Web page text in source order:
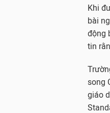
Khi
bài
động
tin
song
giáo